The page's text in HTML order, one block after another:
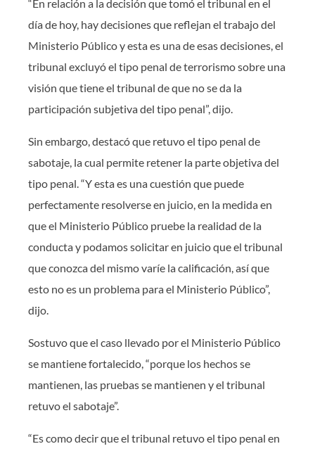
“En relación a la decisión que tomó el tribunal en el
día de hoy, hay decisiones que reflejan el trabajo del
Ministerio Público y esta es una de esas decisiones, el
tribunal excluyó el tipo penal de terrorismo sobre una
visión que tiene el tribunal de que no se da la
participación subjetiva del tipo penal”, dijo.
Sin embargo, destacó que retuvo el tipo penal de
sabotaje, la cual permite retener la parte objetiva del
tipo penal. “Y esta es una cuestión que puede
perfectamente resolverse en juicio, en la medida en
que el Ministerio Público pruebe la realidad de la
conducta y podamos solicitar en juicio que el tribunal
que conozca del mismo varíe la calificación, así que
esto no es un problema para el Ministerio Público”,
dijo.
Sostuvo que el caso llevado por el Ministerio Público
se mantiene fortalecido, “porque los hechos se
mantienen, las pruebas se mantienen y el tribunal
retuvo el sabotaje”.
“Es como decir que el tribunal retuvo el tipo penal en